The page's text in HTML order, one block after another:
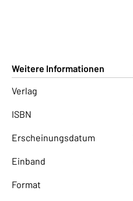
Weitere Informationen
Verlag
ISBN
Erscheinungsdatum
Einband
Format